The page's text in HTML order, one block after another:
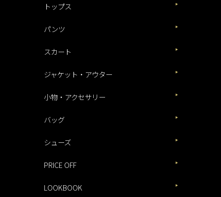
トップス
パンツ
スカート
ジャケット・アウター
小物・アクセサリー
バッグ
シューズ
PRICE OFF
LOOKBOOK